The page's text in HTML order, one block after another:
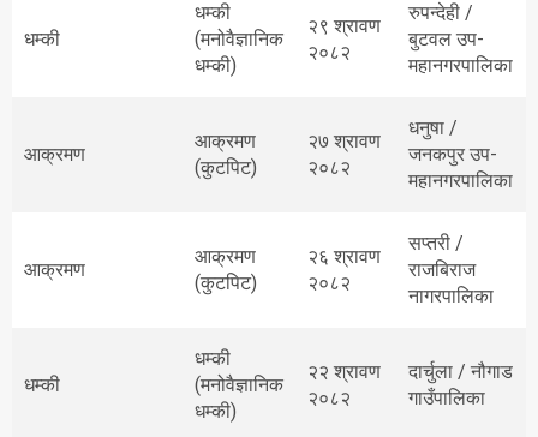
धम्की
धम्की
(मनोवैज्ञानिक
धम्की)
२९ श्रावण
२०८२
रुपन्देही /
बुटवल उप-
महानगरपालिका
आक्रमण
आक्रमण
(कुटपिट)
२७ श्रावण
२०८२
धनुषा /
जनकपुर उप-
महानगरपालिका
आक्रमण
आक्रमण
(कुटपिट)
२६ श्रावण
२०८२
सप्तरी /
राजबिराज
नागरपालिका
धम्की
धम्की
(मनोवैज्ञानिक
धम्की)
२२ श्रावण
२०८२
दार्चुला / नौगाड
गाउँपालिका